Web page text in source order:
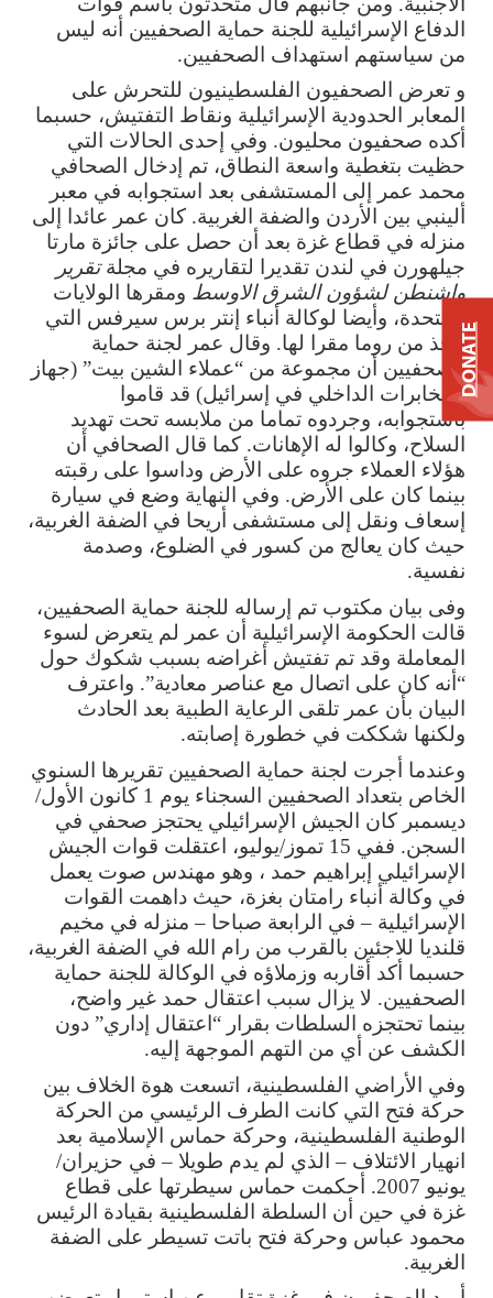
الدفاع الإسرائيلية للجنة حماية الصحفيين أنه ليس
من سياستهم استهداف الصحفيين.
و تعرض الصحفيون الفلسطينيون للتحرش على
المعابر الحدودية الإسرائيلية ونقاط التفتيش، حسبما
أكده صحفيون محليون. وفي إحدى الحالات التي
حظيت بتغطية واسعة النطاق، تم إدخال الصحافي
محمد عمر إلى المستشفى بعد استجوابه في معبر
ألينبي بين الأردن والضفة الغربية. كان عمر عائدا إلى
منزله في قطاع غزة بعد أن حصل على جائزة مارتا
جيلهورن في لندن تقديرا لتقاريره في مجلةتقرير
واشنطن لشؤون الشرق الاوسط ومقرها الولايات
المتحدة، وأيضا لوكالة أنباء إنتر برس سيرفس التي
تتخذ من روما مقرا لها. وقال عمر لجنة حماية
الصحفيين أن مجموعة من “عملاء الشين بيت” (جهاز
المخابرات الداخلي في إسرائيل) قد قاموا
باستجوابه، وجردوه تماما من ملابسه تحت تهديد
السلاح، وكالوا له الإهانات. كما قال الصحافي أن
هؤلاء العملاء جروه على الأرض وداسوا على رقبته
بينما كان على الأرض. وفي النهاية وضع في سيارة
إسعاف ونقل إلى مستشفى أريحا في الضفة الغربية،
حيث كان يعالج من كسور في الضلوع، وصدمة
نفسية.
وفى بيان مكتوب تم إرساله للجنة حماية الصحفيين،
قالت الحكومة الإسرائيلية أن عمر لم يتعرض لسوء
المعاملة وقد تم تفتيش أغراضه بسبب شكوك حول
“أنه كان على اتصال مع عناصر معادية”. واعترف
البيان بأن عمر تلقى الرعاية الطبية بعد الحادث
ولكنها شككت في خطورة إصابته.
وعندما أجرت لجنة حماية الصحفيين تقريرها السنوي
الخاص بتعداد الصحفيين السجناء يوم 1 كانون الأول/
ديسمبر كان الجيش الإسرائيلي يحتجز صحفي في
السجن. ففي 15 تموز/يوليو، اعتقلت قوات الجيش
الإسرائيلي إبراهيم حمد ، وهو مهندس صوت يعمل
في وكالة أنباء رامتان بغزة، حيث داهمت القوات
الإسرائيلية – في الرابعة صباحا – منزله في مخيم
قلنديا للاجئين بالقرب من رام الله في الضفة الغربية،
حسبما أكد أقاربه وزملاؤه في الوكالة للجنة حماية
الصحفيين. لا يزال سبب اعتقال حمد غير واضح،
بينما تحتجزه السلطات بقرار “اعتقال إداري” دون
الكشف عن أي من التهم الموجهة إليه.
وفي الأراضي الفلسطينية، اتسعت هوة الخلاف بين
حركة فتح التي كانت الطرف الرئيسي من الحركة
الوطنية الفلسطينية، وحركة حماس الإسلامية بعد
انهيار الائتلاف – الذي لم يدم طويلا – في حزيران/
يونيو 2007. أحكمت حماس سيطرتها على قطاع
غزة في حين أن السلطة الفلسطينية بقيادة الرئيس
محمود عباس وحركة فتح باتت تسيطر على الضفة
الغربية.
DONATE